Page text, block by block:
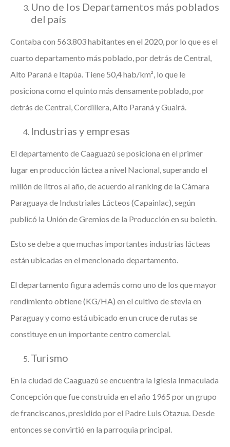
Uno de los Departamentos más poblados
del país
Contaba con 563.803 habitantes en el 2020, por lo que es el
cuarto departamento más poblado, por detrás de Central,
Alto Paraná e Itapúa. Tiene 50,4 hab/km², lo que le
posiciona como el quinto más densamente poblado, por
detrás de Central, Cordillera, Alto Paraná y Guairá.
Industrias y empresas
El departamento de Caaguazú se posiciona en el primer
lugar en producción láctea a nivel Nacional, superando el
millón de litros al año, de acuerdo al ranking de la Cámara
Paraguaya de Industriales Lácteos (Capainlac), según
publicó la Unión de Gremios de la Producción en su boletín.
Esto se debe a que muchas importantes industrias lácteas
están ubicadas en el mencionado departamento.
El departamento figura además como uno de los que mayor
rendimiento obtiene (KG/HA) en el cultivo de stevia en
Paraguay y como está ubicado en un cruce de rutas se
constituye en un importante centro comercial.
Turismo
En la ciudad de Caaguazú se encuentra la Iglesia Inmaculada
Concepción que fue construida en el año 1965 por un grupo
de franciscanos, presidido por el Padre Luis Otazua. Desde
entonces se convirtió en la parroquia principal.